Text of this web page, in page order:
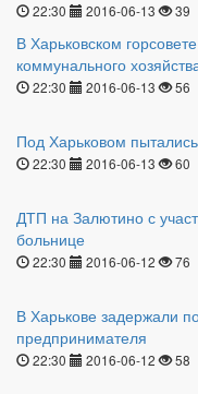
22:30 2016-06-13 39
В Харьковском
коммунального
22:30 2016-06-13 56
Под Харьковом
22:30 2016-06-13 60
ДТП на Залютино с
больнице
22:30 2016-06-12 76
В Харькове задержали
предпринимателя
22:30 2016-06-12 58